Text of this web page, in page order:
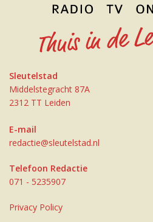
Sleutelstad
Middelstegracht 87A
2312 TT Leiden
E-mail
redactie@sleutelstad.nl
Telefoon Redactie
071 - 5235907
Privacy Policy